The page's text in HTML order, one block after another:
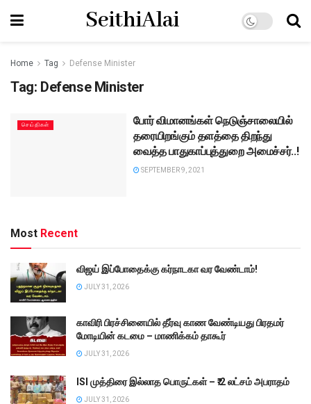
SeithiAlai
Home Tag Defense Minister
Tag: Defense Minister
செய்திகள்
போர் விமானங்கள் நெடுஞ்சாலையில்
தரையிறங்கும் தளத்தை திறந்து
வைத்த பாதுகாப்புத்துறை அமைச்சர்..!
SEPTEMBER 9, 2021
Most Recent
விஜய் இப்போதைக்கு கர்நாடகா வர வேண்டாம்!
JULY 31, 2026
காவிரி பிரச்சினையில் தீர்வு காண வேண்டியது பிரதமர்
மோடியின் கடமை – மாணிக்கம் தாகூர்
JULY 31, 2026
ISI முத்திரை இல்லாத பொருட்கள் – ₹.2 லட்சம் அபராதம்
JULY 31, 2026